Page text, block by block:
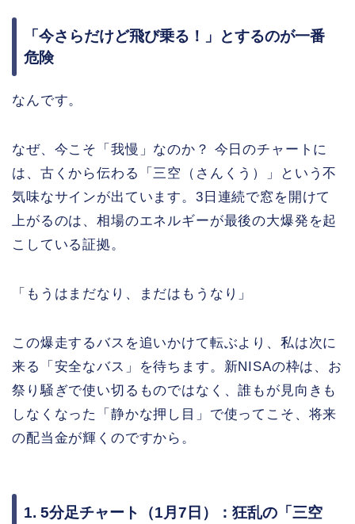
「今さらだけど飛び乗る！」とするのが一番
危険
なんです。
なぜ、今こそ「我慢」なのか？ 今日のチャートに
は、古くから伝わる「三空（さんくう）」という不
気味なサインが出ています。3日連続で窓を開けて
上がるのは、相場のエネルギーが最後の大爆発を起
こしている証拠。
「もうはまだなり、まだはもうなり」
この爆走するバスを追いかけて転ぶより、私は次に
来る「安全なバス」を待ちます。新NISAの枠は、お
祭り騒ぎで使い切るものではなく、誰もが見向きも
しなくなった「静かな押し目」で使ってこそ、将来
の配当金が輝くのですから。
1. 5分足チャート（1月7日）：狂乱の「三空